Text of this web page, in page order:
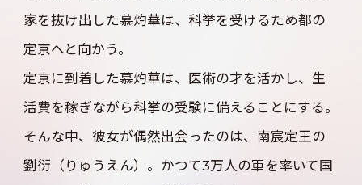
家を抜け出した慕灼華は、科挙を受けるため都の
定京へと向かう。
定京に到着した慕灼華は、医術の才を活かし、生
活費を稼ぎながら科挙の受験に備えることにする。
そんな中、彼女が偶然出会ったのは、南宸定王の
劉衍（りゅうえん）。かつて3万人の軍を率いて国